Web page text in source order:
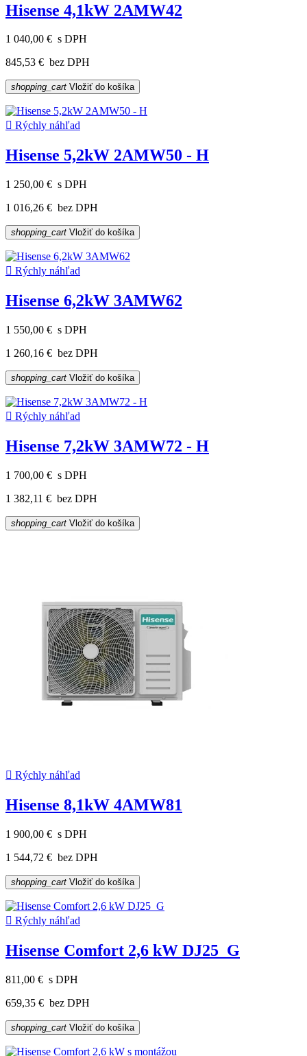
Hisense 4,1kW 2AMW42
1 040,00 € s DPH
845,53 € bez DPH
shopping_cart Vložiť do košíka
 Rýchly náhľad
Hisense 5,2kW 2AMW50 - H
1 250,00 € s DPH
1 016,26 € bez DPH
shopping_cart Vložiť do košíka
 Rýchly náhľad
Hisense 6,2kW 3AMW62
1 550,00 € s DPH
1 260,16 € bez DPH
shopping_cart Vložiť do košíka
 Rýchly náhľad
Hisense 7,2kW 3AMW72 - H
1 700,00 € s DPH
1 382,11 € bez DPH
shopping_cart Vložiť do košíka
 Rýchly náhľad
Hisense 8,1kW 4AMW81
1 900,00 € s DPH
1 544,72 € bez DPH
shopping_cart Vložiť do košíka
 Rýchly náhľad
Hisense Comfort 2,6 kW DJ25_G
811,00 € s DPH
659,35 € bez DPH
shopping_cart Vložiť do košíka